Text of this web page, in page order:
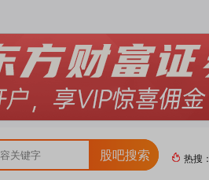
股吧搜索
热门
热搜：